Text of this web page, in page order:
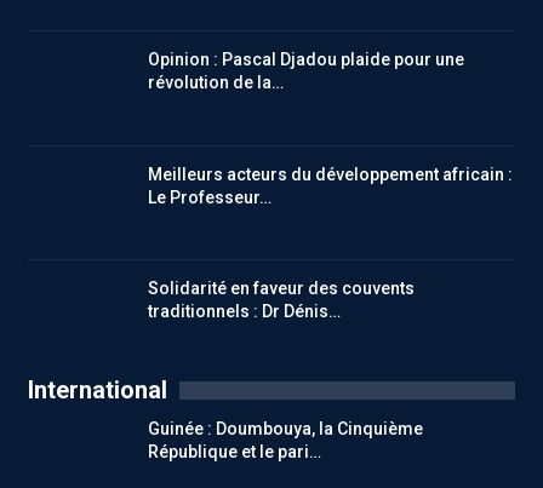
Opinion : Pascal Djadou plaide pour une
révolution de la…
Meilleurs acteurs du développement africain :
Le Professeur…
Solidarité en faveur des couvents
traditionnels : Dr Dénis…
International
Guinée : Doumbouya, la Cinquième
République et le pari…